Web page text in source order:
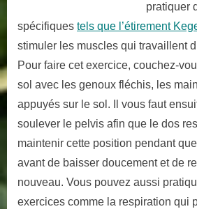
pratiquer
spécifiques tels que l’étirement
stimuler les muscles qui travaillent
Pour faire cet exercice, couchez-
sol avec les genoux fléchis, les
appuyés sur le sol. Il vous faut
soulever le pelvis afin que le dos
maintenir cette position pendant
avant de baisser doucement et de
nouveau. Vous pouvez aussi
exercices comme la respiration qui